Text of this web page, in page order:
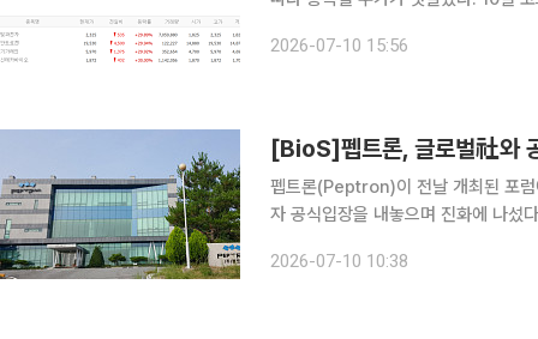
대비 30.00% 오른 7800원에 거래
2026-07-10 15:56
[BioS]펩트론, 글로벌社와
펩트론(Peptron)이 전날 개최된 포럼
자 공식입장을 내놓으며 진화에 나섰다. 최 대표는 지난 9일 개최된 ‘신한 바이오 포럼 in
2026-07-10 10:38